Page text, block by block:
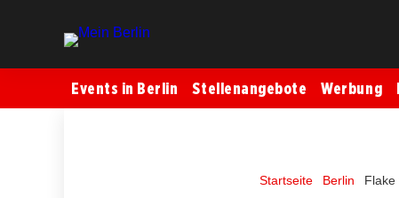
Events in Berlin Stellenangebote Werbung
Startseite Berlin Flake